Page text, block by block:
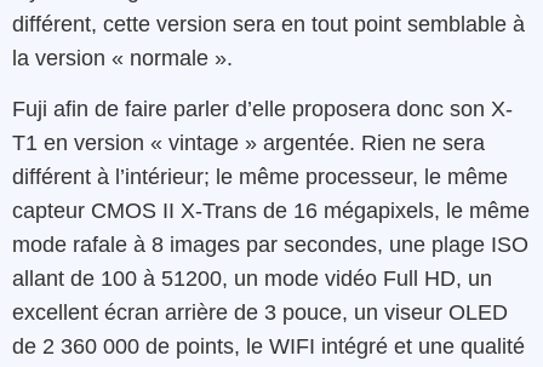
différent, cette version sera en tout point semblable à
la version « normale ».
Fuji afin de faire parler d’elle proposera donc son X-
T1 en version « vintage » argentée. Rien ne sera
différent à l’intérieur; le même processeur, le même
capteur CMOS II X-Trans de 16 mégapixels, le même
mode rafale à 8 images par secondes, une plage ISO
allant de 100 à 51200, un mode vidéo Full HD, un
excellent écran arrière de 3 pouce, un viseur OLED
de 2 360 000 de points, le WIFI intégré et une qualité